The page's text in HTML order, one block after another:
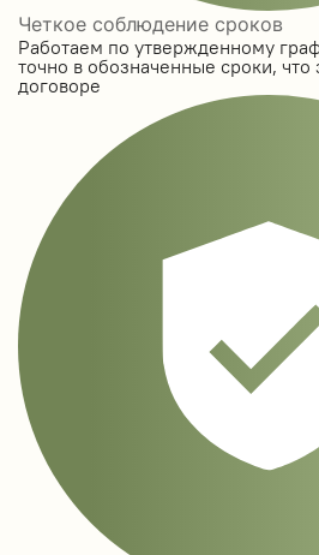
Четкое соблюдение сроков
Работаем по утвержденному
точно в обозначенные сроки, что
договоре